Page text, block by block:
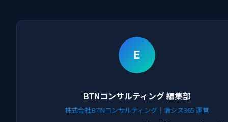
E
BTNコンサルティング 編集部
株式会社BTNコンサルティング｜情シス365 運営